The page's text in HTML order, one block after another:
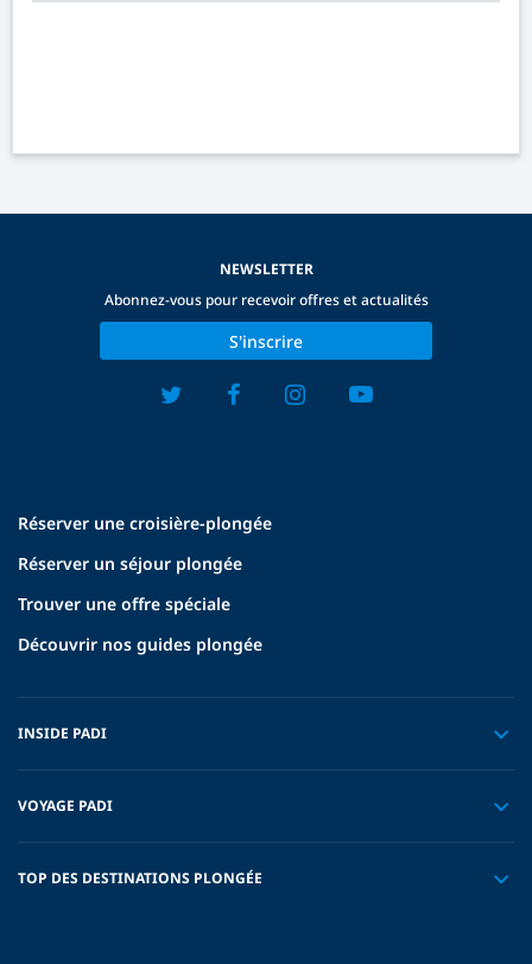
Réserver une croisière-plongée
Réserver un séjour plongée
Trouver une offre spéciale
Découvrir nos guides plongée
INSIDE PADI
VOYAGE PADI
TOP DES DESTINATIONS PLONGÉE
NEWSLETTER
Abonnez-vous pour recevoir offres et actualités
S'inscrire